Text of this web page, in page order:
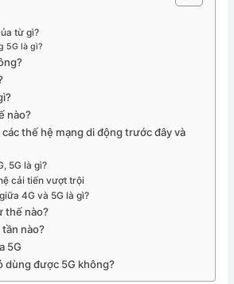
từ gì?
5G là gì?
nào?
thế hệ mạng di động trước đây và
5G là gì?
cải tiến vượt trội
4G và 5G là gì?
thế nào?
nào?
5G
dùng được 5G không?